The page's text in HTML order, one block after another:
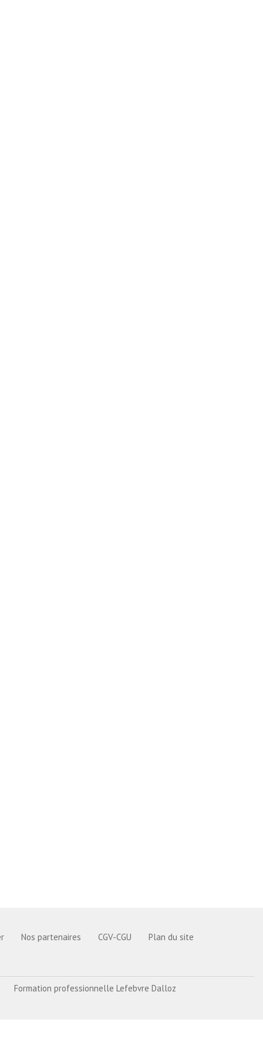
Nos partenaires CGV-CGU Plan du site
Formation professionnelle Lefebvre Dalloz